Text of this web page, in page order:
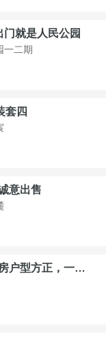
就是人民公园
一二期
套四
意出售
悦荣府套四户型，清水房户型方正，一口价94，8